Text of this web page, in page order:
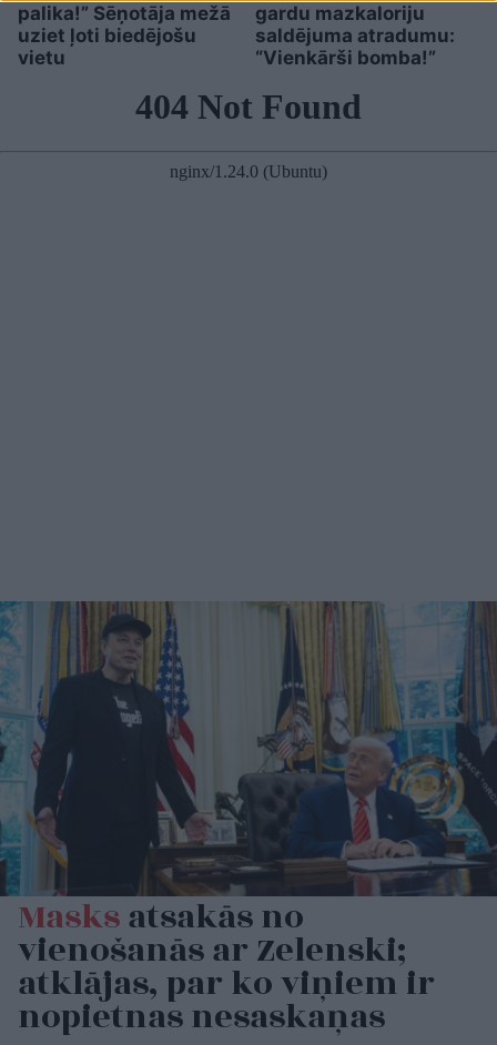
palika!” Sēņotāja mežā
uziet ļoti biedējošu
vietu
gardu mazkaloriju
saldējuma atradumu:
“Vienkārši bomba!”
Masksatsakās no
vienošanās ar Zelenski;
atklājas, par ko viņiem ir
nopietnas nesaskaņas